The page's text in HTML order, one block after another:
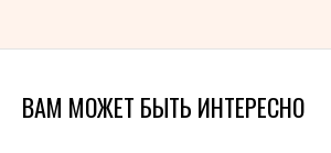
ВАМ МОЖЕТ БЫТЬ ИНТЕРЕСНО